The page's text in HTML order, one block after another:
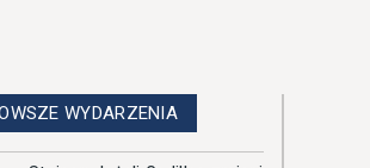
WYDARZENIA